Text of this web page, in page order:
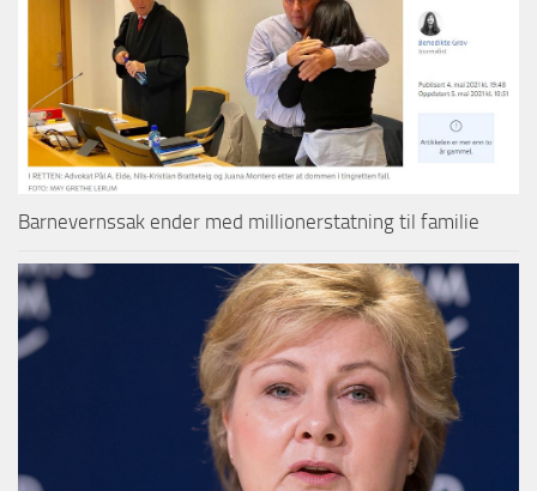
Barnevernssak ender med millionerstatning til familie